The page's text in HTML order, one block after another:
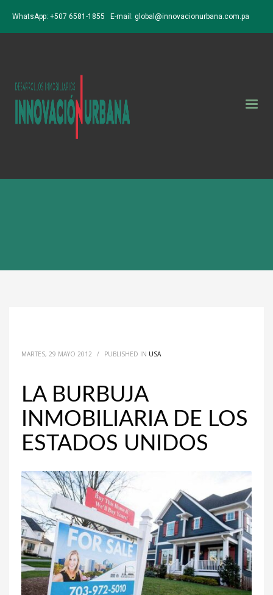
WhatsApp: +507 6581-1855 E-mail: global@innovacionurbana.com.pa
MARTES, 29 MAYO 2012 / PUBLISHED IN USA
LA BURBUJA
INMOBILIARIA DE LOS
ESTADOS UNIDOS